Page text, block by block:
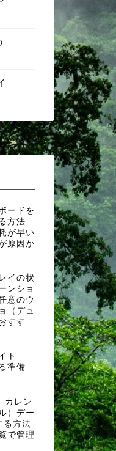
ードを
方法
が早い
原因か
イの状
ンショ
意のウ
（デュ
すす
ト
準備
カレン
）デー
る方法
で管理